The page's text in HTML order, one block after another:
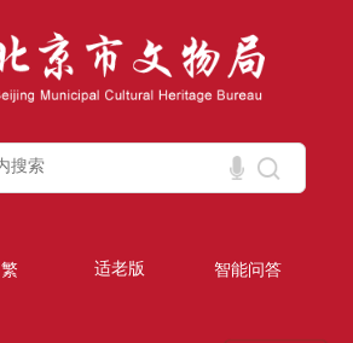
繁 适老版 智能问答